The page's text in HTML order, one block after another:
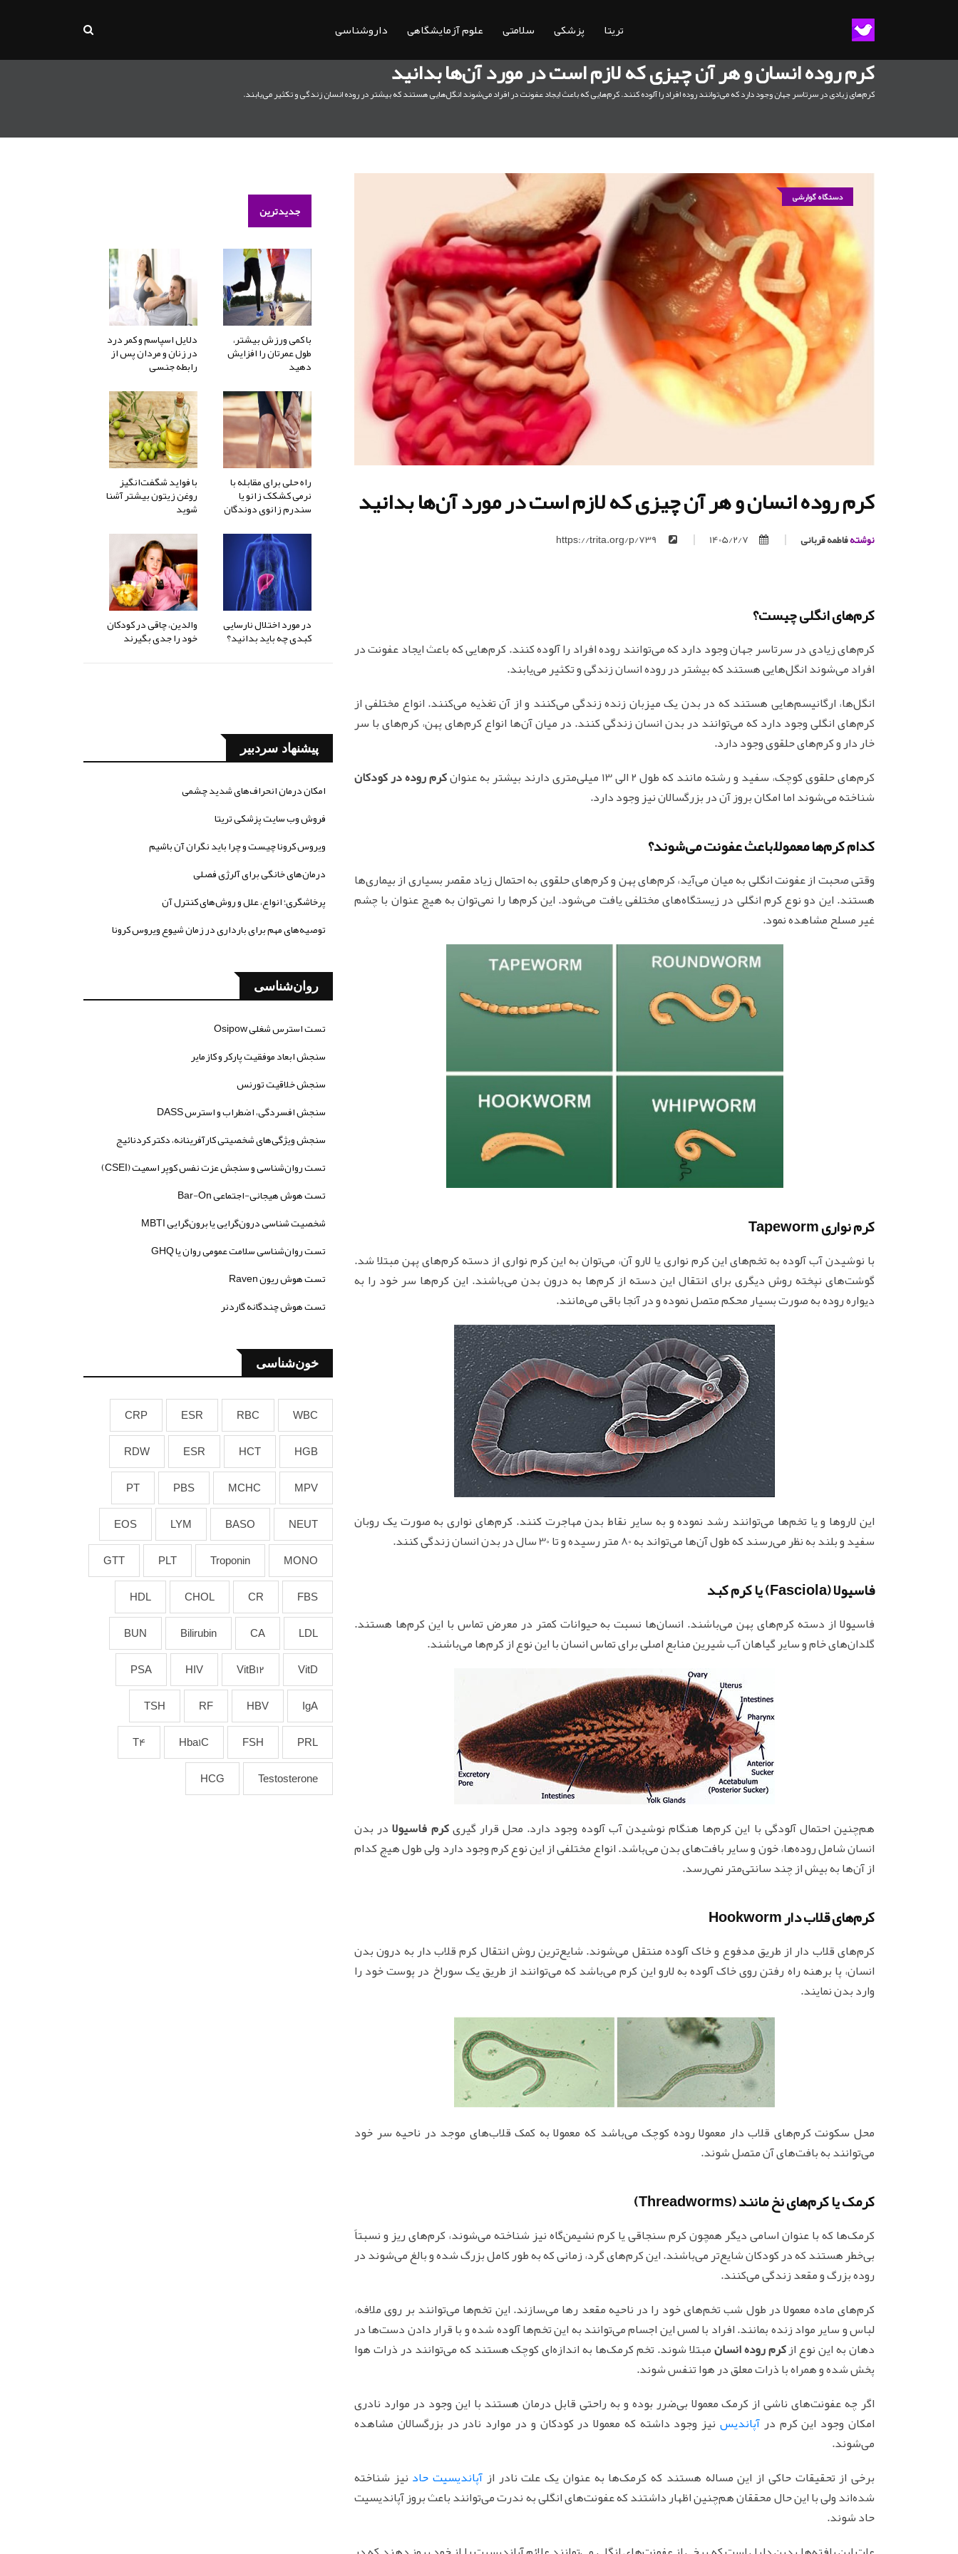
تریتا پزشکی سلامتی علوم آزمایشگاهی داروشناسی
کرم روده انسان و هر آن چیزی که لازم است در مورد آن‌ها بدانید
کرم‌های زیادی در سرتاسر جهان وجود دارد که می‌توانند روده افراد را آلوده کنند. کرم‌هایی که باعث ایجاد عفونت در افراد می‌شوند انگل‌هایی هستند که بیشتر در روده انسان زندگی و تکثیر می‌یابند.
دستگاه گوارشی
کرم روده انسان و هر آن چیزی که لازم است در مورد آن‌ها بدانید
نوشتهفاطمه قربانی 1405/2/7
کرم‌های انگلی چیست؟
کرم‌های زیادی در سرتاسر جهان وجود دارد که می‌توانند روده افراد را آلوده کنند. کرم‌هایی که باعث ایجاد عفونت در
افراد می‌شوند انگل‌هایی هستند که بیشتر در روده انسان زندگی و تکثیر می‌یابند.
انگل‌ها، ارگانیسم‌هایی هستند که در بدن یک میزبان زنده زندگی می‌کنند و از آن تغذیه می‌کنند. انواع مختلفی از
کرم‌های انگلی وجود دارد که می‌توانند در بدن انسان زندگی کنند. در میان آن‌ها انواع کرم‌های پهن، کرم‌های با سر
خار دار و کرم‌های حلقوی وجود دارد.
کرم‌های حلقوی کوچک، سفید و رشته مانند که طول 2 الی 13 میلی‌متری دارند بیشتر به عنوان
کرم روده در کودکان
شناخته می‌شوند اما امکان بروز آن در بزرگسالان نیز وجود دارد.
کدام کرم‌ها معمولاً باعث عفونت می‌شوند؟
وقتی صحبت از عفونت انگلی به میان می‌آید، کرم‌های پهن و کرم‌های حلقوی به احتمال زیاد مقصر بسیاری از بیماری‌ها
هستند. این دو نوع کرم انگلی در زیستگاه‌های مختلفی یافت می‌شود. این کرم‌ها را نمی‌توان به هیچ عنوان با چشم
غیر مسلح مشاهده نمود.
کرم نواری Tapeworm
با نوشیدن آب آلوده به تخم‌های این کرم نواری یا لارو آن، می‌توان به این کرم نواری از دسته کرم‌های پهن مبتلا شد.
گوشت‌های نپخته روش دیگری برای انتقال این دسته از کرم‌ها به درون بدن می‌باشند. این کرم‌ها سر خود را به
دیواره روده به صورت بسیار محکم متصل نموده و در آنجا باقی می‌مانند.
این لاروها و یا تخم‌ها می‌توانند رشد نموده و به سایر نقاط بدن مهاجرت کنند. کرم‌های نواری به صورت یک روبان
سفید و بلند به نظر می‌رسند که طول آن‌ها می‌تواند به 80 متر رسیده و تا 30 سال در بدن انسان زندگی کنند.
فاسیولا (Fasciola) یا کرم کبد
فاسیولا از دسته کرم‌های پهن می‌باشند. انسان‌ها نسبت به حیوانات کمتر در معرض تماس با این کرم‌ها هستند.
گلدان‌های خام و سایر گیاهان آب شیرین منابع اصلی برای تماس انسان با این نوع از کرم‌ها می‌باشند.
هم‌چنین احتمال آلودگی با این کرم‌ها هنگام نوشیدن آب آلوده وجود دارد. محل قرار گیریکرم فاسیولادر بدن
انسان شامل روده‌ها، خون و سایر بافت‌های بدن می‌باشد. انواع مختلفی از این نوع کرم وجود دارد ولی طول هیچ کدام
از آن‌ها به بیش از چند سانتی‌متر نمی‌رسد.
کرم‌های قلاب دار Hookworm
کرم‌های قلاب دار از طریق مدفوع و خاک آلوده منتقل می‌شوند. شایع‌ترین روش انتقال کرم قلاب دار به درون بدن
انسان، پا برهنه راه رفتن روی خاک آلوده به لارو این کرم می‌باشد که می‌توانند از طریق یک سوراخ در پوست خود را
وارد بدن نمایند.
محل سکونت کرم‌های قلاب دار معمولا روده کوچک می‌باشد که معمولا به کمک قلاب‌های موجد در ناحیه سر خود
می‌توانند به بافت‌های آن متصل شوند.
کرمک یا کرم‌های نخ مانند (threadworms)
کرمک‌ها که با عنوان اسامی دیگر همچون کرم سنجاقی یا کرم نشیمن‌گاه نیز شناخته می‌شوند، کرم‌های ریز و نسبتاً
بی‌خطر هستند که در کودکان شایع‌تر می‌باشند. این کرم‌های گرد، زمانی که به طور کامل بزرگ شده و بالغ می‌شوند در
روده بزرگ و مقعد زندگی می‌کنند.
کرم‌های ماده معمولا در طول شب تخم‌های خود را در ناحیه مقعد رها می‌سازند. این تخم‌ها می‌توانند بر روی ملافه،
لباس و سایر مواد زنده بمانند. افراد با لمس این اجسام می‌توانند به این تخم‌ها آلوده شده و با قرار دادن دست‌ها در
دهان به این نوع ازکرم روده انسانمبتلا شوند. تخم کرمک‌ها به اندازه‌ای کوچک هستند که می‌توانند در ذرات هوا
پخش شده و همراه با ذرات معلق در هوا تنفس شوند.
اگر چه عفونت‌های ناشی از کرمک معمولا بی‌ضرر بوده و به راحتی قابل درمان هستند با این وجود در موارد نادری
امکان وجود این کرم درآپاندیسنیز وجود داشته که معمولا در کودکان و در موارد نادر در بزرگسالان مشاهده
می‌شوند.
برخی از تحقیقات حاکی از این مساله هستند که کرمک‌ها به عنوان یک علت نادر ازآپاندیسیت حاد نیز شناخته
شده‌اند ولی با این حال محققان هم‌چنین اظهار داشتند که عفونت‌های انگلی به ندرت می‌توانند باعث بروز آپاندیسیت
حاد شوند.
جدیدترین
با کمی ورزش بیشتر،
طول عمرتان را افزایش
دهید
دلایل اسپاسم و کمر درد
در زنان و مردان پس از
رابطه جنسی
راه حلی برای مقابله با
نرمی کشکک زانو یا
سندرم زانوی دوندگان
با فواید شگفت‌انگیز
روغن زیتون بیشتر آشنا
شوید
در مورد اختلال نارسایی
کبدی چه باید بدانید؟
والدین، چاقی در کودکان
خود را جدی بگیرند
پیشنهاد سردبیر
امکان درمان انحراف‌های شدید چشمی
فروش وب سایت پزشکی تریتا
ویروس کرونا چیست و چرا باید نگران آن باشیم
درمان‌های خانگی برای آلرژی فصلی
پرخاشگری؛ انواع، علل و روش‌های کنترل آن
توصیه‌های مهم برای بارداری در زمان شیوع ویروس کرونا
روان‌شناسی
تست استرس شغلی Osipow
سنجش ابعاد موفقیت پارکر و کازمایر
سنجش خلاقیت تورنس
سنجش افسردگی، اضطراب و استرس DASS
سنجش ویژگی‌های شخصیتی کارآفرینانه، دکتر کردنائیج
تست روان‌شناسی و سنجش عزت نفس کوپر اسمیت (CSEI)
تست هوش هیجانی-اجتماعی Bar-On
شخصیت شناسی درون‌گرایی یا برون‌گرایی MBTI
تست روان‌شناسی سلامت عمومی روان یا GHQ
تست هوش ریون Raven
تست هوش چندگانه گاردنر
خون‌شناسی
WBC
RBC
ESR
CRP
HGB
HCT
ESR
RDW
MPV
MCHC
PBS
PT
NEUT
BASO
LYM
EOS
MONO
Troponin
PLT
GTT
FBS
CR
CHOL
HDL
LDL
CA
Bilirubin
BUN
VitD
VitB12
HIV
PSA
IgA
HBV
RF
TSH
PRL
FSH
Hba1C
T4
Testosterone
HCG